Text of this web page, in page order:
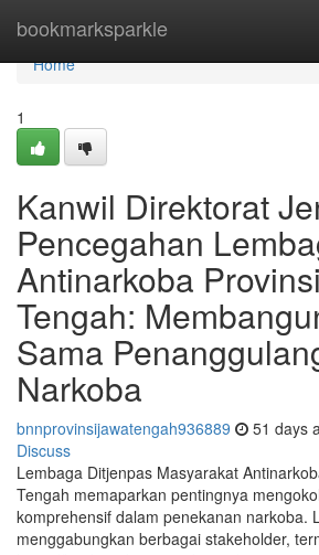
bookmarksparkle
Home
Home
1
Kanwil Direktorat
Pencegahan
Antinarkoba
Tengah:
Sama
Narkoba
bnnprovinsijawatengah936889 51 days
Discuss
Lembaga Ditjenpas Masyarakat
Tengah memaparkan pentingnya
komprehensif dalam penekanan narkoba.
menggabungkan berbagai stakeholder,